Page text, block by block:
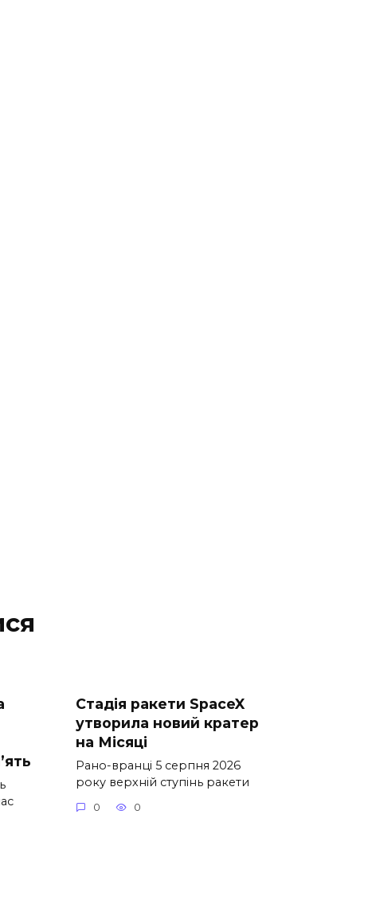
Стадія ракети SpaceX
утворила новий кратер
на Місяці
Рано-вранці 5 серпня 2026
року верхній ступінь ракети
0 0